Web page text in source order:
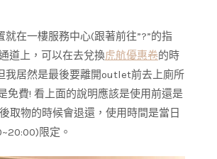
就在一樓服務中心(跟著前往”?”的指
道上，可以在去兌換虎航優惠卷的時
我居然是最後要離開outlet前去上廁所
免費! 看上面的說明應該是使用前還是
取物的時候會退還，使用時間是當日
限定。